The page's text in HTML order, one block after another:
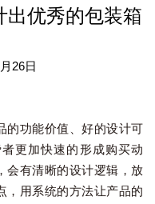
出优秀的包装箱
26日
的功能价值、好的设计可
更加快速的形成购买动
会有清晰的设计逻辑，放
，用系统的方法让产品的